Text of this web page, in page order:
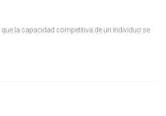
la capacidad competitiva de un individuo se